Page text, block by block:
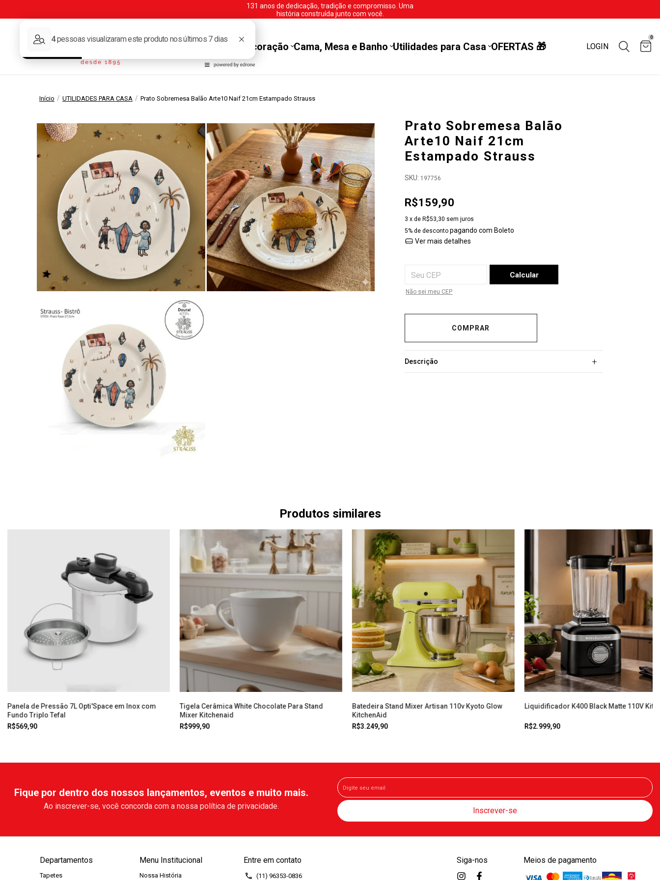
131 anos de dedicação, tradição e compromisso. Uma
história construída junto com você.
Decoração Cama, Mesa e Banho Utilidades para Casa OFERTAS 🎁 LOGIN
0
Início / UTILIDADES PARA CASA / Prato Sobremesa Balão Arte10 Naif 21cm Estampado Strauss
Prato Sobremesa Balão
Arte10 Naif 21cm
Estampado Strauss
SKU: 197756
R$159,90
3 x de R$53,30 sem juros
5% de descontopagando com Boleto
Ver mais detalhes
Calcular
Não sei meu CEP
Descrição +
Produtos similares
Panela de Pressão 7L Opti'Space em Inox com
Fundo Triplo Tefal
R$569,90
Tigela Cerâmica White Chocolate Para Stand
Mixer Kitchenaid
R$999,90
Batedeira Stand Mixer Artisan 110v Kyoto Glow
KitchenAid
R$3.249,90
Liquidificador K400 Black Matte 110V
R$2.999,90
Fique por dentro dos nossos lançamentos, eventos e muito mais.
Ao inscrever-se, você concorda com a nossa política de privacidade.
Departamentos
Tapetes
Menu Institucional
Nossa História
Entre em contato
(11) 96353-0836
Siga-nos Meios de pagamento